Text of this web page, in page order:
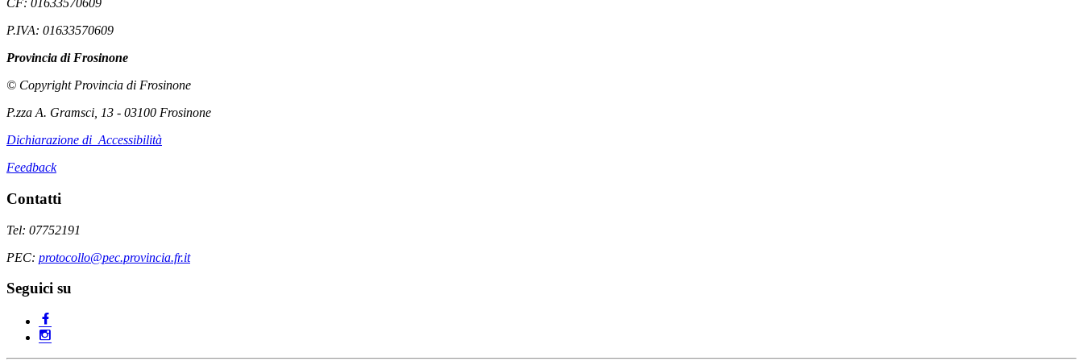
CF: 01633570609
P.IVA: 01633570609
Provincia di Frosinone
© Copyright Provincia di Frosinone
P.zza A. Gramsci, 13 - 03100 Frosinone
Dichiarazione di Accessibilità
Feedback
Contatti
Tel: 07752191
PEC: protocollo@pec.provincia.fr.it
Seguici su